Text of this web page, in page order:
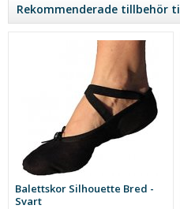
Rekommenderade tillbehör
Balettskor Silhouette Bred -
Svart